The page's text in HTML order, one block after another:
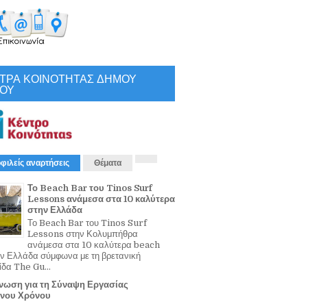
ΚΟΙΝΟΤΗΤΑΣ ΔΗΜΟΥ
αναρτήσεις Θέματα
Το Beach Bar του Tinos Surf
Lessons ανάμεσα στα 10 καλύτερα
στην Ελλάδα
Το Beach Bar του Tinos Surf
Lessons στην Κολυμπήθρα
ανάμεσα στα 10 καλύτερα beach
Ελλάδα σύμφωνα με τη βρετανική
The Gu...
για τη Σύναψη Εργασίας
Χρόνου